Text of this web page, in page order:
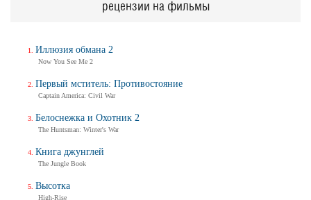
рецензии на фильмы
Иллюзия обмана 2
Now You See Me 2
Первый мститель: Противостояние
Captain America: Civil War
Белоснежка и Охотник 2
The Huntsman: Winter's War
Книга джунглей
The Jungle Book
Высотка
High-Rise